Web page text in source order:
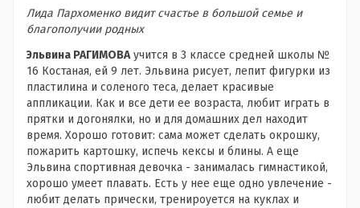
Лида Пархоменко видит счастье в большой семье и
благополучии родных
Эльвина РАГИМОВАучится в 3 классе средней школы №
16 Костаная, ей 9 лет. Эльвина рисует, лепит фигурки из
пластилина и соленого теса, делает красивые
аппликации. Как и все дети ее возраста, любит играть в
прятки и догонялки, но и для домашних дел находит
время. Хорошо готовит: сама может сделать окрошку,
пожарить картошку, испечь кексы и блины. А еще
Эльвина спортивная девочка - занималась гимнастикой,
хорошо умеет плавать. Есть у нее еще одно увлечение -
любит делать прически, тренироуется на куклах и